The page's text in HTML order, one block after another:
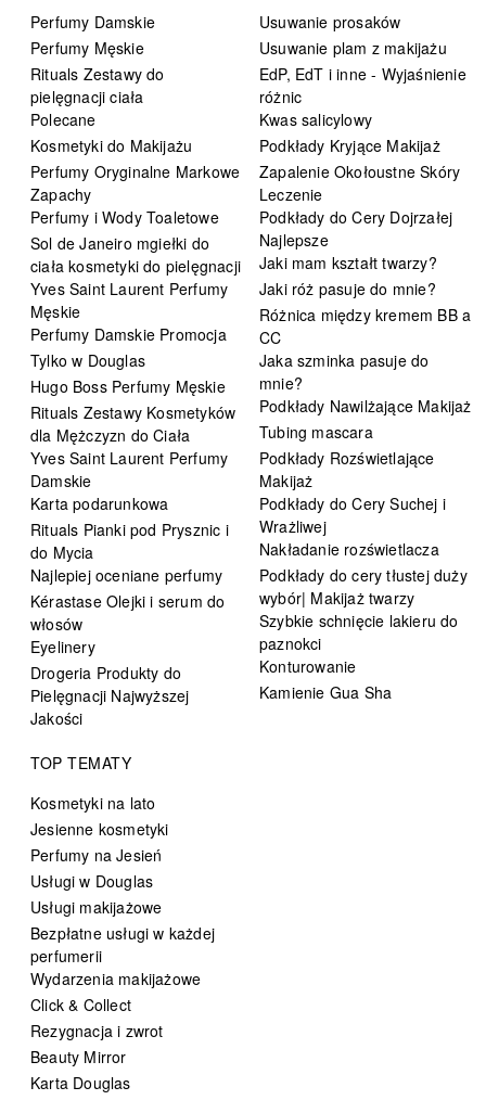
Perfumy Damskie
Perfumy Męskie
Rituals Zestawy do
pielęgnacji ciała
Polecane
Kosmetyki do Makijażu
Perfumy Oryginalne Markowe
Zapachy
Perfumy i Wody Toaletowe
Sol de Janeiro mgiełki do
ciała kosmetyki do pielęgnacji
Yves Saint Laurent Perfumy
Męskie
Perfumy Damskie Promocja
Tylko w Douglas
Hugo Boss Perfumy Męskie
Rituals Zestawy Kosmetyków
dla Mężczyzn do Ciała
Yves Saint Laurent Perfumy
Damskie
Karta podarunkowa
Rituals Pianki pod Prysznic i
do Mycia
Najlepiej oceniane perfumy
Kérastase Olejki i serum do
włosów
Eyelinery
Drogeria Produkty do
Pielęgnacji Najwyższej
Jakości
Usuwanie prosaków
Usuwanie plam z makijażu
EdP, EdT i inne - Wyjaśnienie
różnic
Kwas salicylowy
Podkłady Kryjące Makijaż
Zapalenie Okołoustne Skóry
Leczenie
Podkłady do Cery Dojrzałej
Najlepsze
Jaki mam kształt twarzy?
Jaki róż pasuje do mnie?
Różnica między kremem BB a
CC
Jaka szminka pasuje do
mnie?
Podkłady Nawilżające Makijaż
Tubing mascara
Podkłady Rozświetlające
Makijaż
Podkłady do Cery Suchej i
Wrażliwej
Nakładanie rozświetlacza
Podkłady do cery tłustej duży
wybór| Makijaż twarzy
Szybkie schnięcie lakieru do
paznokci
Konturowanie
Kamienie Gua Sha
TOP TEMATY
Kosmetyki na lato
Jesienne kosmetyki
Perfumy na Jesień
Usługi w Douglas
Usługi makijażowe
Bezpłatne usługi w każdej
perfumerii
Wydarzenia makijażowe
Click & Collect
Rezygnacja i zwrot
Beauty Mirror
Karta Douglas